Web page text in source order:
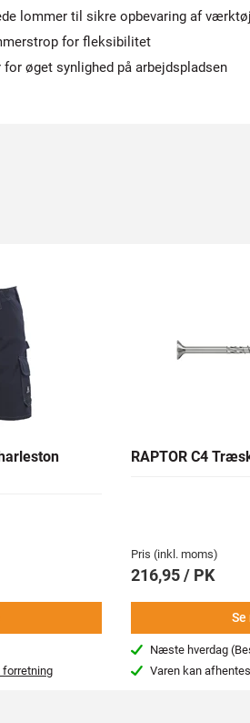
lommer til sikre opbevaring af værktøj
for fleksibilitet
øget synlighed på arbejdspladsen
forretning
RAPTOR C4
Pris (inkl. moms)
216,95 / PK
Se
Næste hverdag
Varen kan